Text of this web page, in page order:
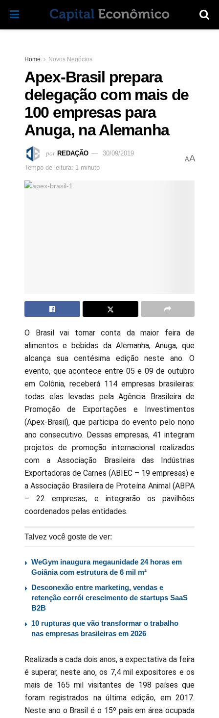
Home Novos Negócios
Apex-Brasil prepara
delegação com mais de
100 empresas para
Anuga, na Alemanha
por REDAÇÃO
30/09/2019
Tempo de leitura: 1 minuto
AA
O Brasil vai tomar conta da maior feira de
alimentos e bebidas da Alemanha, Anuga, que
alcança sua centésima edição neste ano. O
evento, que acontece entre 05 e 09 de outubro
em Colônia, receberá 114 empresas brasileiras:
todas elas levadas pela Agência Brasileira de
Promoção de Exportações e Investimentos
(Apex-Brasil), que participa do evento pelo nono
ano consecutivo. Dessas empresas, 41 integram
projetos de promoção internacional realizados
com a Associação Brasileira das Indústrias
Exportadoras de Carnes (ABIEC – 19 empresas) e
a Associação Brasileira de Proteína Animal (ABPA
– 22 empresas, e integrarão os pavilhões
coordenados pelas entidades.
Talvez você goste de ver:
WeGym inaugura megaunidade 24 horas em
Goiânia com estrutura de 6 mil m²
Desconexão entre marketing, vendas e
retenção corrói crescimento de startups SaaS
B2B
10 rupturas que vão transformar o trabalho
nas empresas brasileiras em 2026
Realizada a cada dois anos, a expectativa da feira
é superar, neste ano, os 7,4 mil expositores e os
mais de 165 mil visitantes de 198 países que
foram registrados na última edição, em 2017.
Neste ano o Brasil é o 15º país em área ocupada